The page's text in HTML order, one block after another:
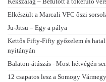
Elkészült a Marcali VFC őszi
Ju-Jitsu – Egy a pálya
Kettős Fifty-Fifty győzelem és
nyitányán
Balaton-átúszás - Most hétvégén
12 csapatos lesz a Somogy